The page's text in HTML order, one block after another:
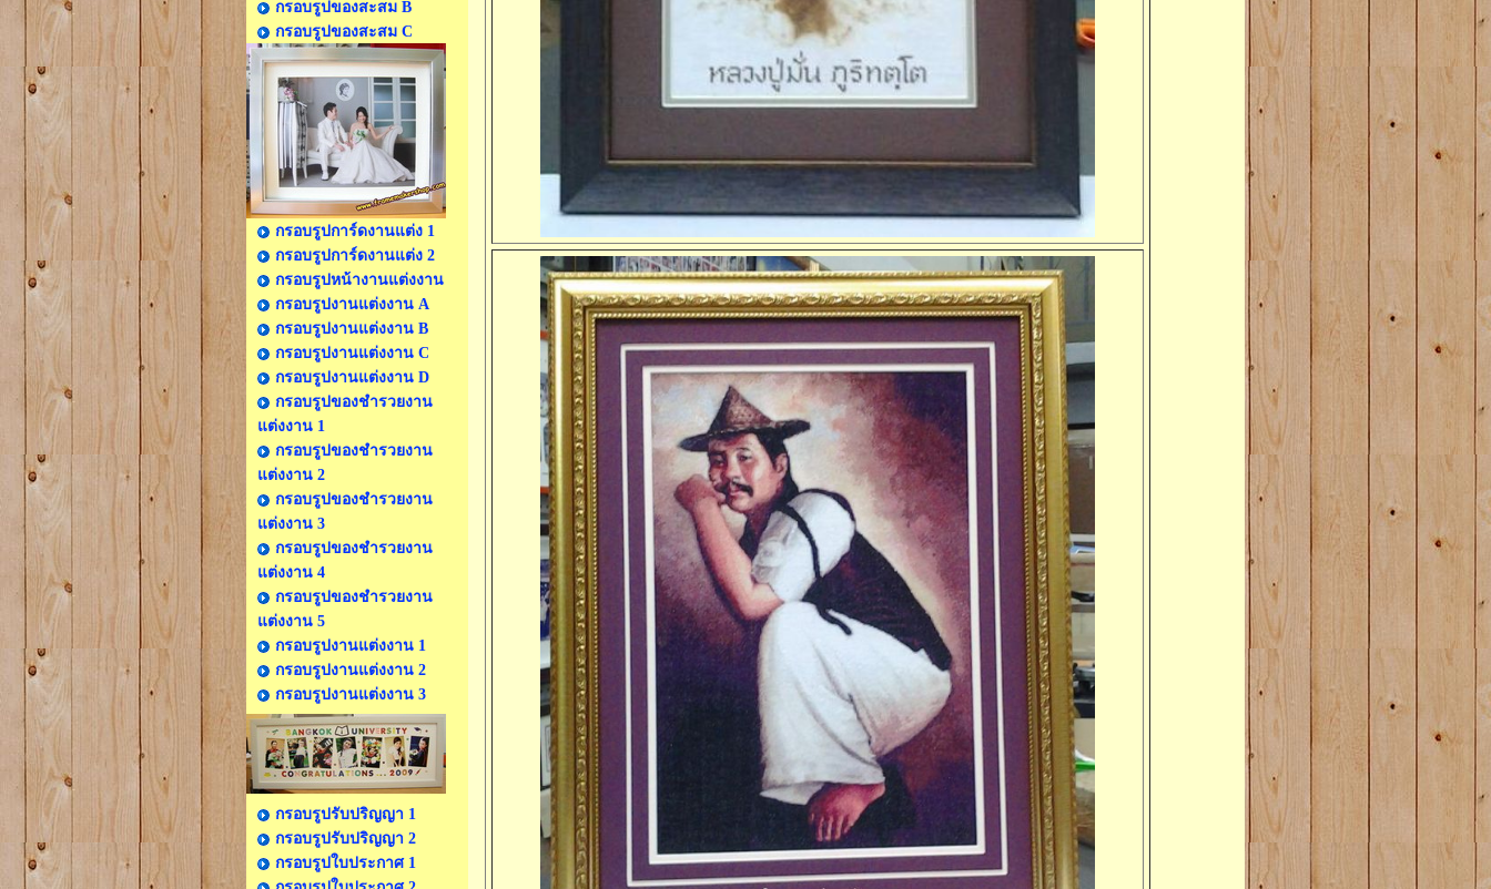
กรอบรูปของสะสม B
กรอบรูปของสะสม C
กรอบรูปการ์ดงานแต่ง 1
กรอบรูปการ์ดงานแต่ง 2
กรอบรูปหน้างานแต่งงาน
กรอบรูปงานแต่งงาน A
กรอบรูปงานแต่งงาน B
กรอบรูปงานแต่งงาน C
กรอบรูปงานแต่งงาน D
กรอบรูปของชำรวยงาน
แต่งงาน 1
กรอบรูปของชำรวยงาน
แต่งงาน 2
กรอบรูปของชำรวยงาน
แต่งงาน 3
กรอบรูปของชำรวยงาน
แต่งงาน 4
กรอบรูปของชำรวยงาน
แต่งงาน 5
กรอบรูปงานแต่งงาน 1
กรอบรูปงานแต่งงาน 2
กรอบรูปงานแต่งงาน 3
กรอบรูปรับปริญญา 1
กรอบรูปรับปริญญา 2
กรอบรูปใบประกาศ 1